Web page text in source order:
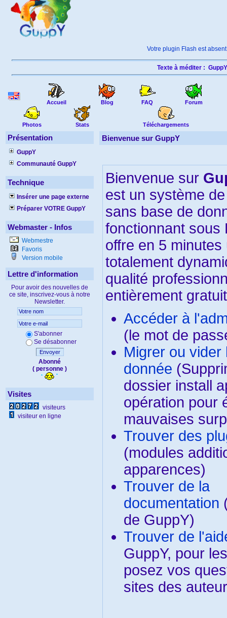
Votre plugin Flash est
Texte à méditer : GuppY
Accueil Blog FAQ Forum
Photos Stats Téléchargements
Présentation
GuppY
Communauté GuppY
Technique
Insérer une page externe
Préparer VOTRE GuppY
Webmaster - Infos
Webmestre
Favoris
Version mobile
Lettre d'information
Pour avoir des nouvelles de
ce site, inscrivez-vous à notre
Newsletter.
S'abonner
Se désabonner
Envoyer
Abonné
( personne )
Visites
visiteurs
visiteur en ligne
Bienvenue sur GuppY
Bienvenue sur
est un système
sans base de
fonctionnant sous
offre en 5
totalement
qualité
entièrement
Accéder à
(le mot de
Migrer ou vider
donnée
dossier install
opération pour
mauvaises
Trouver des
(modules
apparences)
Trouver de la
documentation
de GuppY)
Trouver de
GuppY, pour
posez vos
sites des